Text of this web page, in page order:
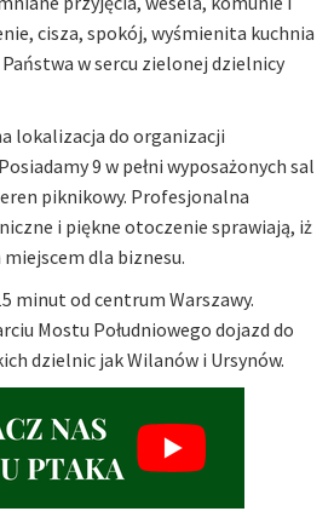
cisza, spokój, wyśmienita kuchnia
w sercu zielonej dzielnicy
lokalizacja do organizacji
9 w pełni wyposażonych sal
piknikowy. Profesjonalna
i piękne otoczenie sprawiają, iż
dla biznesu.
minut od centrum Warszawy.
Mostu Południowego dojazd do
dzielnic jak Wilanów i Ursynów.